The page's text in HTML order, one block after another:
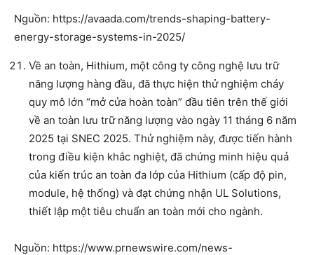
Nguồn: https://avaada.com/trends-shaping-battery-
energy-storage-systems-in-2025/
Về an toàn, Hithium, một công ty công nghệ lưu trữ
năng lượng hàng đầu, đã thực hiện thử nghiệm cháy
quy mô lớn “mở cửa hoàn toàn” đầu tiên trên thế giới
về an toàn lưu trữ năng lượng vào ngày 11 tháng 6 năm
2025 tại SNEC 2025. Thử nghiệm này, được tiến hành
trong điều kiện khắc nghiệt, đã chứng minh hiệu quả
của kiến trúc an toàn đa lớp của Hithium (cấp độ pin,
module, hệ thống) và đạt chứng nhận UL Solutions,
thiết lập một tiêu chuẩn an toàn mới cho ngành.
Nguồn: https://www.prnewswire.com/news-